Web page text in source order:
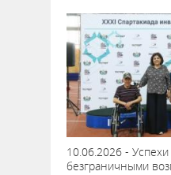
10.06.2026 -
безграничными